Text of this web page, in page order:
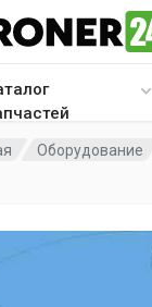
Оборудование